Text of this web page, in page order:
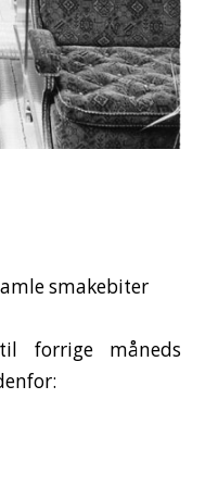
smakebiter
forrige måneds